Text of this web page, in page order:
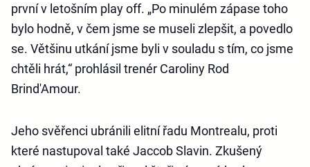
první v letošním play off. „Po minulém zápase toho
bylo hodně, v čem jsme se museli zlepšit, a povedlo
se. Většinu utkání jsme byli v souladu s tím, co jsme
chtěli hrát,“ prohlásil trenér Caroliny Rod
Brind'Amour.
Jeho svěřenci ubránili elitní řadu Montrealu, proti
které nastupoval také Jaccob Slavin. Zkušený